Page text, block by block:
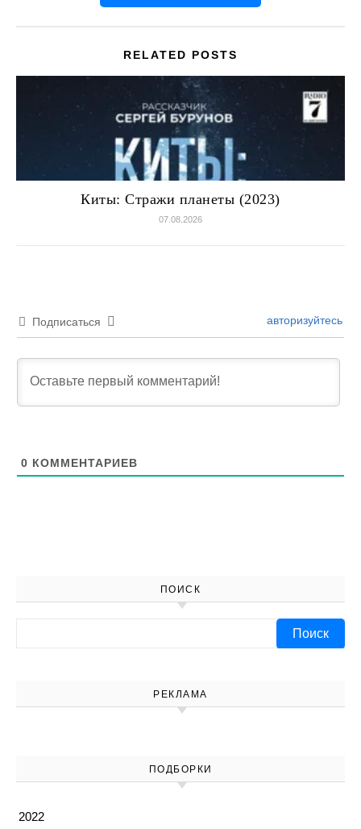
RELATED POSTS
Киты: Стражи планеты (2023)
07.08.2026
Подписаться авторизуйтесь
0 КОММЕНТАРИЕВ
ПОИСК
РЕКЛАМА
ПОДБОРКИ
2022